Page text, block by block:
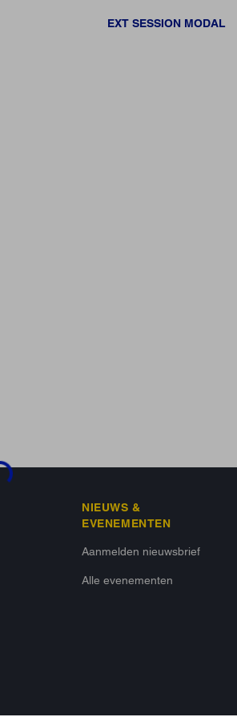
EXT SESSION MODAL
NIEUWS &
EVENEMENTEN
Aanmelden nieuwsbrief
Alle evenementen